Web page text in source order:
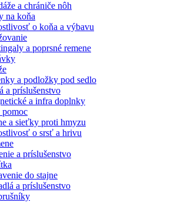
a chrániče nôh
na koňa
o koňa a výbavu
a poprsné remene
a podložky pod sedlo
a príslušenstvo
a infra doplnky
pomoc
a sieťky proti hmyzu
o srsť a hrivu
a príslušenstvo
do stajne
a príslušenstvo